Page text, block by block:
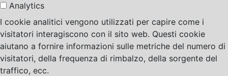
Analytics
I cookie analitici vengono utilizzati per capire come i
visitatori interagiscono con il sito web. Questi cookie
aiutano a fornire informazioni sulle metriche del numero di
visitatori, della frequenza di rimbalzo, della sorgente del
traffico, ecc.